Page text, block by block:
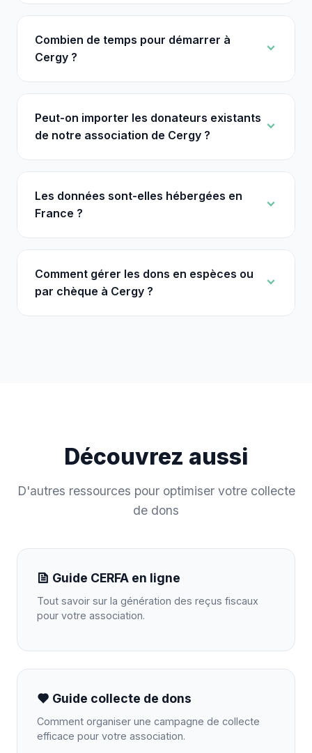
Combien de temps pour démarrer à
Cergy ?
Peut-on importer les donateurs existants
de notre association de Cergy ?
Les données sont-elles hébergées en
France ?
Comment gérer les dons en espèces ou
par chèque à Cergy ?
Découvrez aussi
D'autres ressources pour optimiser votre collecte
de dons
Guide CERFA en ligne
Tout savoir sur la génération des reçus fiscaux
pour votre association.
Guide collecte de dons
Comment organiser une campagne de collecte
efficace pour votre association.